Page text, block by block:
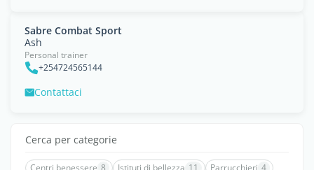
Sabre Combat Sport
Ash
Personal trainer
+254724565144
Contattaci
Cerca per categorie
Centri benessere 8 Istituti di bellezza 11 Parrucchieri 4